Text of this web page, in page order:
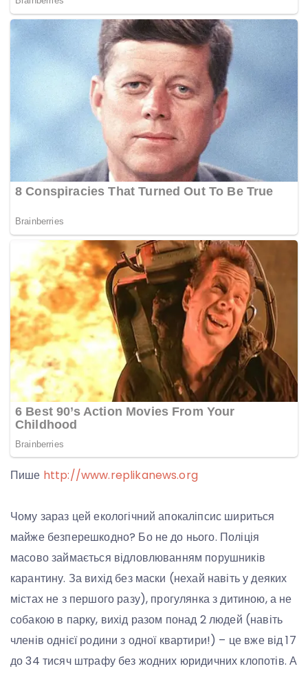
Пише http://www.replikanews.org
Чому зараз цей екологічний апокаліпсис шириться
майже безперешкодно? Бо не до нього. Поліція
масово займається відловлюванням порушників
карантину. За вихід без маски (нехай навіть у деяких
містах не з першого разу), прогулянка з дитиною, а не
собакою в парку, вихід разом понад 2 людей (навіть
членів однієї родини з одної квартири!) – це вже від 17
до 34 тисяч штрафу без жодних юридичних клопотів. А